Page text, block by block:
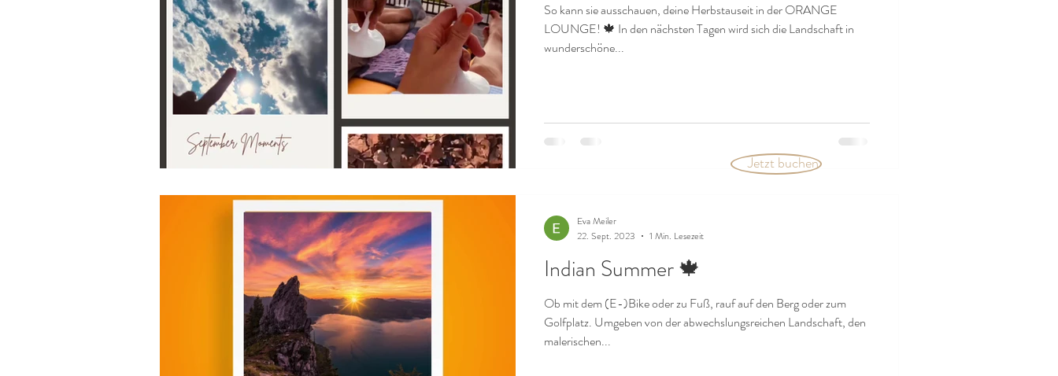
Jetzt buchen
So kann sie ausschauen, deine Herbstauseit in der ORANGE
LOUNGE! 🍁 In den nächsten Tagen wird sich die Landschaft in
wunderschöne...
Indian Summer 🍁
Ob mit dem (E-)Bike oder zu Fuß, rauf auf den Berg oder zum
Golfplatz. Umgeben von der abwechslungsreichen Landschaft, den
malerischen...
Eva Meiler
22. Sept. 2023
1 Min. Lesezeit